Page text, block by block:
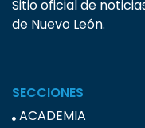
Sitio oficial de
de Nuevo León.
SECCIONES
ACADEMIA